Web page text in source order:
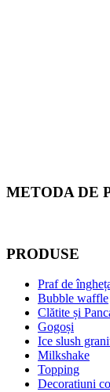
METODA DE
PRODUSE
Praf de
Bubble waffle
Clătite și
Gogoși
Ice slush
Milkshake
Topping
Decoratiuni